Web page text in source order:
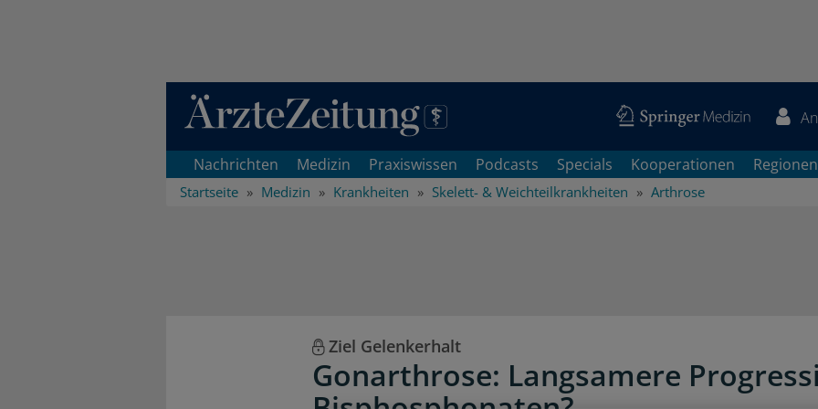
Direkt zum Inhaltsbereich
Nachrichten Medizin Praxiswissen Podcasts Specials Kooperationen Regionen
Startseite Medizin Krankheiten Skelett- & Weichteilkrankheiten Arthrose
Ziel Gelenkerhalt
Gonarthrose: Langsamere